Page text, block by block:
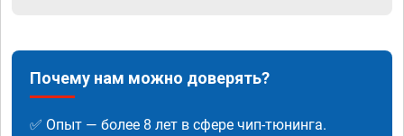
Почему нам можно доверять?
✅ Опыт — более 8 лет в сфере чип-тюнинга.